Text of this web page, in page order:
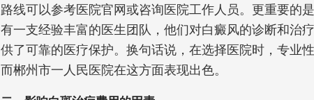
路线可以参考医院官网或咨询医院工作人员。更重要的
有一支经验丰富的医生团队，他们对白癜风的诊断和治
供了可靠的医疗保护。换句话说，在选择医院时，专业
而郴州市一人民医院在这方面表现出色。